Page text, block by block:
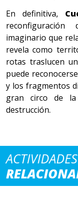
En definitiva,
imaginario que
revela como
rotas traslucen
puede
y los fragmentos
gran circo de
destrucción.
ACTIVIDADES